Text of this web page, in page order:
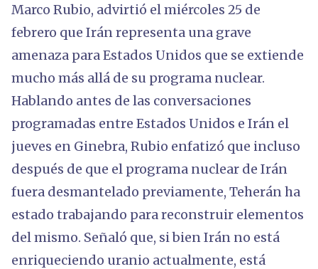
Marco Rubio, advirtió el miércoles 25 de
febrero que Irán representa una grave
amenaza para Estados Unidos que se extiende
mucho más allá de su programa nuclear.
Hablando antes de las conversaciones
programadas entre Estados Unidos e Irán el
jueves en Ginebra, Rubio enfatizó que incluso
después de que el programa nuclear de Irán
fuera desmantelado previamente, Teherán ha
estado trabajando para reconstruir elementos
del mismo. Señaló que, si bien Irán no está
enriqueciendo uranio actualmente, está